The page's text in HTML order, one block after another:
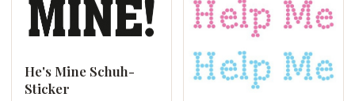
He's Mine Schuh-
Sticker